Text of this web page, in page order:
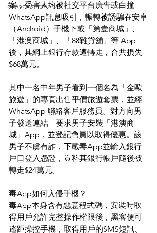
Silence’s Friends
案，受害人均被社交平台廣告或白撞
WhatsApp訊息吸引，輾轉被誘騙在安卓
（Android）手機下載「第壹商城」、
「港澳商城」、「88雜貨舖」等 App
後，其網上銀行存款遭轉走，合共損失
$68萬元。
其中一名中年男子看到一個名為「金歐
旅遊」的專頁出售平價旅遊套票，並經
WhatsApp 聯絡客戶服務員。對方向男
子發送連結，要求男子安裝「港澳商
城」App，並登記會員以取得優惠。該
男子不虞有詐，下載毒App並輸入銀行
戶口登入憑證，豈料其銀行帳戶隨後被
轉走$24萬元。
毒App如何入侵手機？
毒App本身含有惡意程式碼，安裝時取
得用戶允許完整操作權限後，黑客便可
遙距操控手機，取得用戶的SMS短訊、